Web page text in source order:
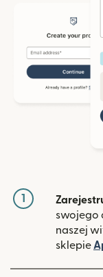
1
swojego
naszej
sklepie